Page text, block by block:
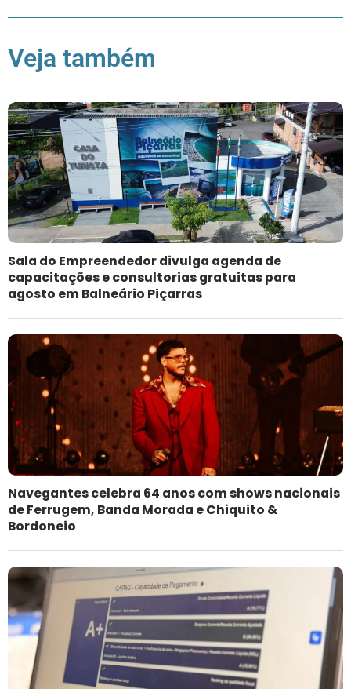
Veja também
Sala do Empreendedor divulga agenda de
capacitações e consultorias gratuitas para
agosto em Balneário Piçarras
Navegantes celebra 64 anos com shows nacionais
de Ferrugem, Banda Morada e Chiquito &
Bordoneio